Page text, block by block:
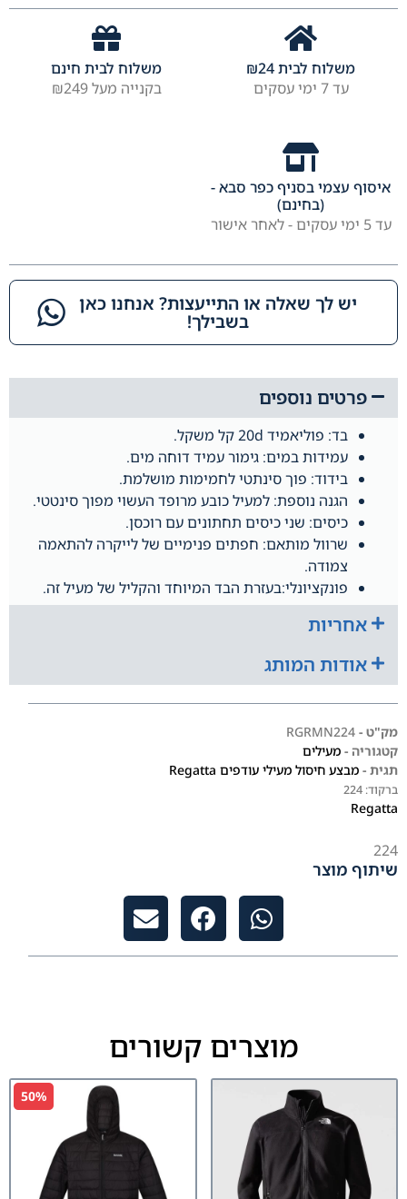
פרטים נוספים
בד: פוליאמיד 20d קל משקל.
עמידות במים: גימור עמיד דוחה מים.
בידוד: פוך סינתטי לחמימות מושלמת.
הגנה נוספת: למעיל כובע מרופד העשוי מפוך סינטטי.
כיסים: שני כיסים תחתונים עם רוכסן.
שרוול מותאם: חפתים פנימיים של לייקרה להתאמה
צמודה.
פונקציונלי:בעזרת הבד המיוחד והקליל של מעיל זה.
אחריות
אודות המותג
מק"ט - RGRMN224
קטגוריה - מעילים
תגית - מבצע חיסול מעילי עודפים Regatta
ברקוד: 224
Regatta
224
שיתוף מוצר
משלוח לבית ₪24
עד 7 ימי עסקים
משלוח לבית חינם
בקנייה מעל ₪249
איסוף עצמי בסניף כפר סבא -
(בחינם)
עד 5 ימי עסקים - לאחר אישור
יש לך שאלה או התייעצות? אנחנו כאן
בשבילך!​
מוצרים קשורים
50%